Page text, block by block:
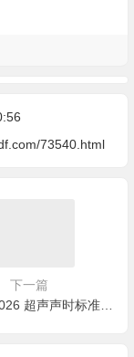
73540.html
下一篇
jjf 2391-2026 超声声时标准棒校准规范